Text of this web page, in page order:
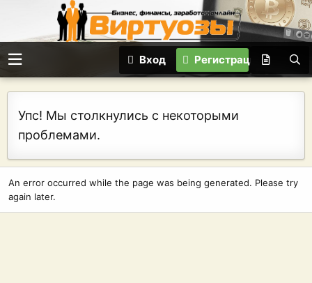
Вход Регистрация
Упс! Мы столкнулись с некоторыми
проблемами.
An error occurred while the page was being generated. Please try
again later.